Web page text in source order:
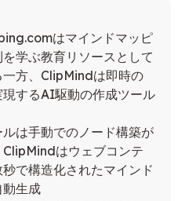
はマインドマッピ
学ぶ教育リソースとして
一方、ClipMindは即時の
するAI駆動の作成ツール
は手動でのノード構築が
ClipMindはウェブコンテ
で構造化されたマインド
動生成